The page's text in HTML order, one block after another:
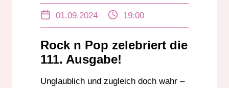
SCHNAPSZAHL
01.09.2024 19:00
Rock n Pop zelebriert die
111. Ausgabe!
Unglaublich und zugleich doch wahr –